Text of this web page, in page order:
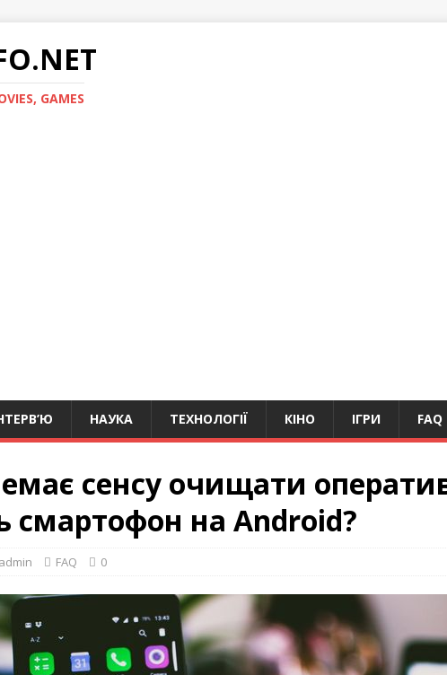
GAMES
НАУКА ТЕХНОЛОГІЇ КІНО ІГРИ FAQ
сенсу очищати
смартофон на Android?
admin FAQ 0